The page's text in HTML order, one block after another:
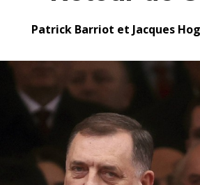
Patrick Barriot et Jacques